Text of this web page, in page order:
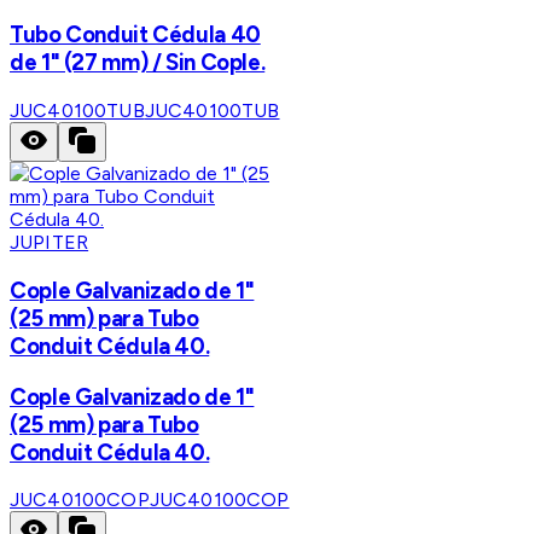
Tubo Conduit Cédula 40
de 1" (27 mm) / Sin Cople.
JUC40100TUBJUC40100TUB
JUPITER
Cople Galvanizado de 1"
(25 mm) para Tubo
Conduit Cédula 40.
Cople Galvanizado de 1"
(25 mm) para Tubo
Conduit Cédula 40.
JUC40100COPJUC40100COP